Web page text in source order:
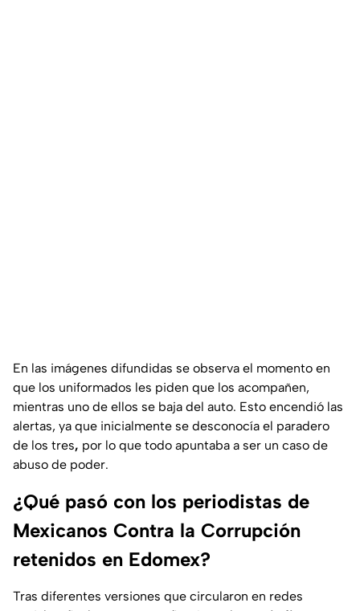
En las imágenes difundidas se observa el momento en
que los uniformados les piden que los acompañen,
mientras uno de ellos se baja del auto. Esto encendió las
alertas, ya que inicialmente se desconocía el paradero
de los tres, por lo que todo apuntaba a ser un caso de
abuso de poder.
¿Qué pasó con los periodistas de
Mexicanos Contra la Corrupción
retenidos en Edomex?
Tras diferentes versiones que circularon en redes